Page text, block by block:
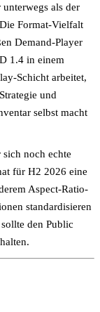
als der
Format-Vielfalt
Demand-Player
1.4 in einem
Schicht arbeitet,
und
selbst macht
noch echte
für H2 2026 eine
Aspect-Ratio-
standardisieren
den Public